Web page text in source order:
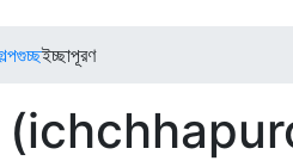
ইচ্ছাপূরণ